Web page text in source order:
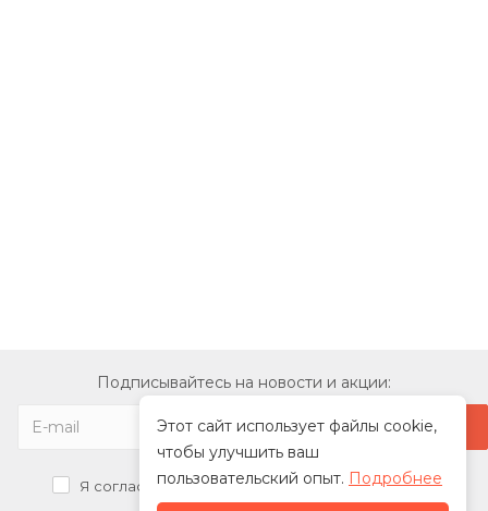
Этот сайт использует файлы cookie,
чтобы улучшить ваш
пользовательский опыт. Подробнее
Подписывайтесь на новости и акции:
Я согласен наобработку персональных данных